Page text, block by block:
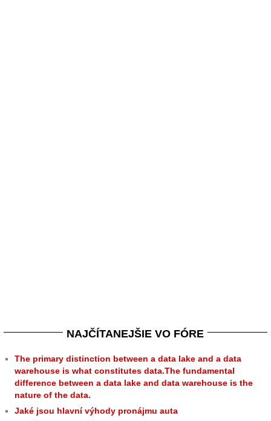
NAJČÍTANEJŠIE VO FÓRE
The primary distinction between a data lake and a data
warehouse is what constitutes data.The fundamental
difference between a data lake and data warehouse is the
nature of the data.
Jaké jsou hlavní výhody pronájmu auta